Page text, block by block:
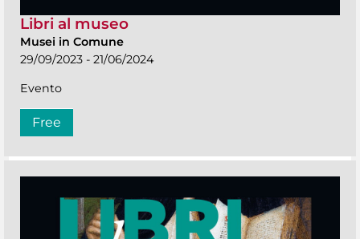
Libri al museo
Musei in Comune
29/09/2023 - 21/06/2024
Evento
Free